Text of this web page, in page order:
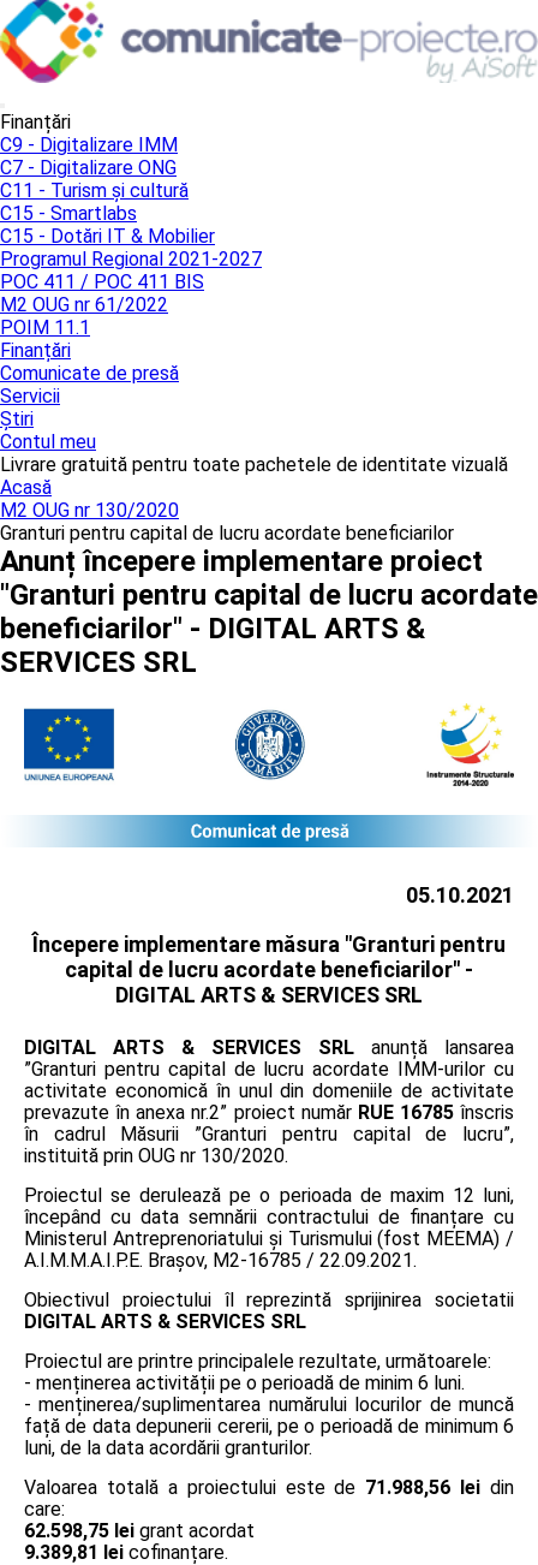
Finanțări
C9 - Digitalizare IMM
C7 - Digitalizare ONG
C11 - Turism și cultură
C15 - Smartlabs
C15 - Dotări IT & Mobilier
Programul Regional 2021-2027
POC 411 / POC 411 BIS
M2 OUG nr 61/2022
POIM 11.1
Finanțări
Comunicate de presă
Servicii
Știri
Contul meu
Livrare gratuită pentru toate pachetele de identitate vizuală
Acasă
M2 OUG nr 130/2020
Granturi pentru capital de lucru acordate beneficiarilor
Anunț începere implementare proiect
"Granturi pentru capital de lucru acordate
beneficiarilor" - DIGITAL ARTS &
SERVICES SRL
05.10.2021
Începere implementare măsura "Granturi pentru
capital de lucru acordate beneficiarilor" -
DIGITAL ARTS & SERVICES SRL
DIGITAL ARTS & SERVICES SRL anunță lansarea
”Granturi pentru capital de lucru acordate IMM-urilor cu
activitate economică în unul din domeniile de activitate
prevazute în anexa nr.2” proiect număr RUE 16785înscris
în cadrul Măsurii ”Granturi pentru capital de lucru”,
instituită prin OUG nr 130/2020.
Proiectul se derulează pe o perioada de maxim 12 luni,
începând cu data semnării contractului de finanțare cu
Ministerul Antreprenoriatului și Turismului (fost MEEMA) /
A.I.M.M.A.I.P.E. Braşov, M2-16785 / 22.09.2021.
Obiectivul proiectului îl reprezintă sprijinirea societatii
DIGITAL ARTS & SERVICES SRL
Proiectul are printre principalele rezultate, următoarele:
- menținerea activității pe o perioadă de minim 6 luni.
- menținerea/suplimentarea numărului locurilor de muncă
față de data depunerii cererii, pe o perioadă de minimum 6
luni, de la data acordării granturilor.
Valoarea totală a proiectului este de 71.988,56 lei din
care:
62.598,75 lei grant acordat
9.389,81 lei cofinanțare.